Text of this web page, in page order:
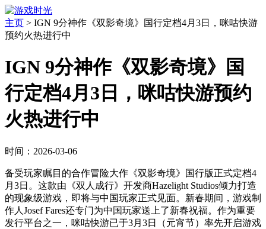
主页 > IGN 9分神作《双影奇境》国行定档4月3日，咪咕快游
预约火热进行中
IGN 9分神作《双影奇境》国
行定档4月3日，咪咕快游预约
火热进行中
时间：2026-03-06
备受玩家瞩目的合作冒险大作《双影奇境》国行版正式定档4
月3日。这款由《双人成行》开发商Hazelight Studios倾力打造
的现象级游戏，即将与中国玩家正式见面。新春期间，游戏制
作人Josef Fares还专门为中国玩家送上了新春祝福。作为重要
发行平台之一，咪咕快游已于3月3日（元宵节）率先开启游戏